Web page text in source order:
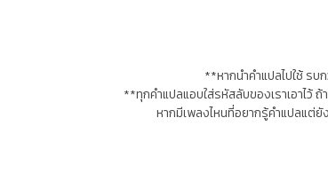
**หากนำคำแปลไปใช้ รบ
**ทุกคำแปลแอบใส่รหัสลับของเราเอาไว้
หากมีเพลงไหนที่อยากรู้คำแปลแต่ยั